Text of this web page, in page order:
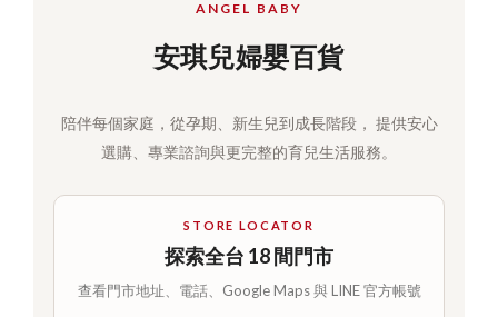
ANGEL BABY
安琪兒婦嬰百貨
陪伴每個家庭，從孕期、新生兒到成長階段， 提供安心
選購、專業諮詢與更完整的育兒生活服務。
STORE LOCATOR
探索全台 18 間門市
查看門市地址、電話、Google Maps 與 LINE 官方帳號